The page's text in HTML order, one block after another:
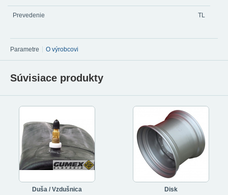
Prevedenie TL
Parametre O výrobcovi
Súvisiace produkty
Duša / Vzdušnica
Disk